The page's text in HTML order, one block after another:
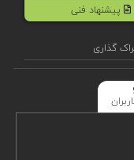
پیشنهاد فنی
گذاری